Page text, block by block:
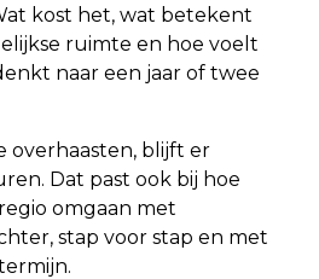
kost het, wat betekent
ruimte en hoe voelt
naar een jaar of twee
overhaasten, blijft er
Dat past ook bij hoe
omgaan met
stap voor stap en met